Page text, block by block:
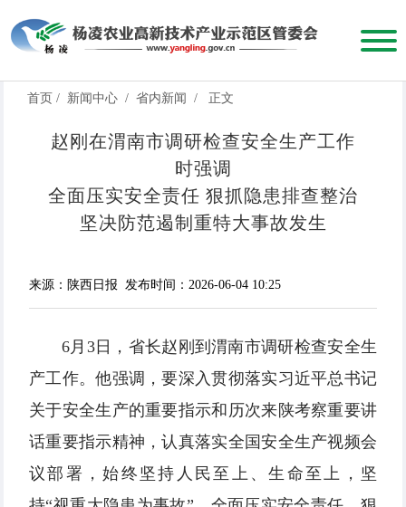
首页 / 新闻中心 / 省内新闻 / 正文
赵刚在渭南市调研检查安全生产工作
时强调
全面压实安全责任 狠抓隐患排查整治
坚决防范遏制重特大事故发生
来源：陕西日报 发布时间：2026-06-04 10:25
6月3日，省长赵刚到渭南市调研检查安全生
产工作。他强调，要深入贯彻落实习近平总书记
关于安全生产的重要指示和历次来陕考察重要讲
话重要指示精神，认真落实全国安全生产视频会
议部署，始终坚持人民至上、生命至上，坚